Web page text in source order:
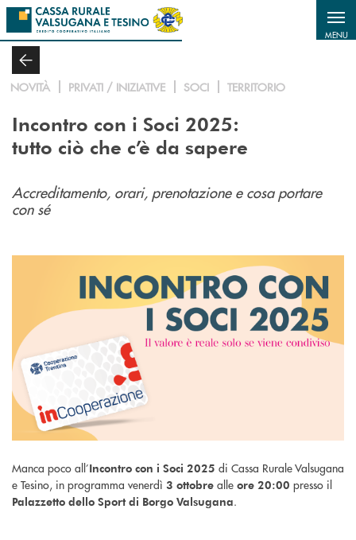
Salta al contenuto principale
MENU
NOVITÀ PRIVATI / INIZIATIVE SOCI TERRITORIO
Incontro con i Soci 2025:
tutto ciò che c’è da sapere
Accreditamento, orari, prenotazione e cosa portare
con sé
Manca poco all’Incontro con i Soci 2025 di Cassa Rurale Valsugana
e Tesino, in programma venerdì 3 ottobre alle ore 20:00 presso il
Palazzetto dello Sport di Borgo Valsugana.